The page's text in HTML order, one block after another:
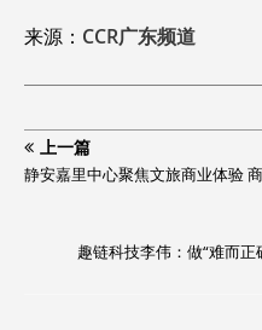
来源： CCR广东频道
上一篇
静安嘉里中心聚焦文旅商业体验
趣链科技李伟：做“难而